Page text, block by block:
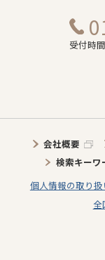
受付時
会社概要
検索キーワ
個人情報の取り
全